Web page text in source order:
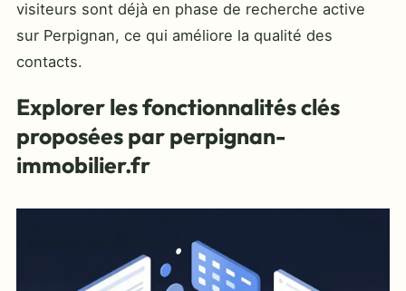
visiteurs sont déjà en phase de recherche active
sur Perpignan, ce qui améliore la qualité des
contacts.
Explorer les fonctionnalités clés
proposées par perpignan-
immobilier.fr